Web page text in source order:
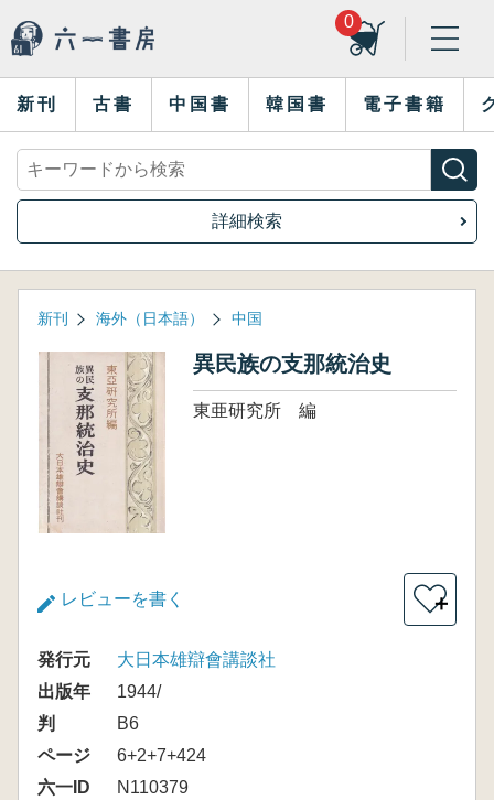
0
新刊 古書 中国書 韓国書 電子書籍
詳細検索
新刊 海外（日本語） 中国
異民族の支那統治史
東亜研究所 編
レビューを書く ＋
発行元
大日本雄辯會講談社
出版年
1944/
判
B6
ページ
6+2+7+424
六一ID
N110379